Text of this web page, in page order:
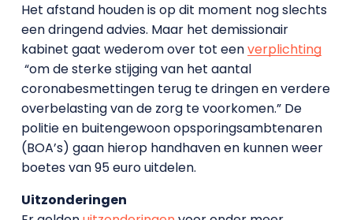
Het afstand houden is op dit moment nog slechts
een dringend advies. Maar het demissionair
kabinet gaat wederom over tot eenverplichting
“om de sterke stijging van het aantal
coronabesmettingen terug te dringen en verdere
overbelasting van de zorg te voorkomen.” De
politie en buitengewoon opsporingsambtenaren
(BOA’s) gaan hierop handhaven en kunnen weer
boetes van 95 euro uitdelen.
Uitzonderingen